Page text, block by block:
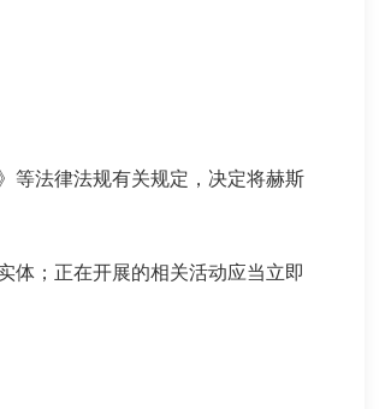
等法律法规有关规定，决定将赫斯
体；正在开展的相关活动应当立即